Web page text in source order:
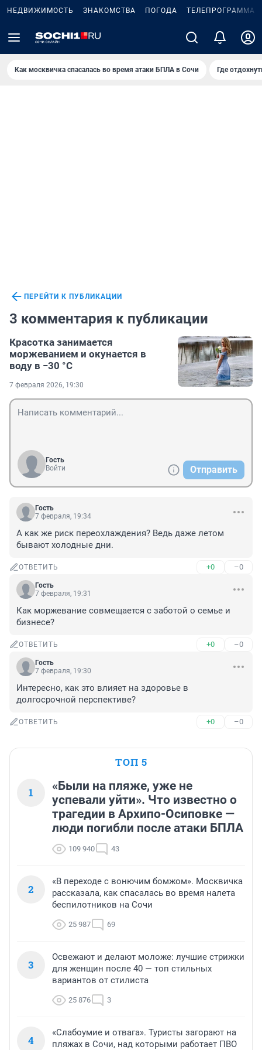
НЕДВИЖИМОСТЬ ЗНАКОМСТВА ПОГОДА ТЕЛЕПРОГРАММА
Как москвичка спасалась во время атаки БПЛА в Сочи Где
ПЕРЕЙТИ К ПУБЛИКАЦИИ
3 комментария к публикации
Красотка занимается
моржеванием и окунается в
воду в −30 °С
7 февраля 2026, 19:30
Гость
Войти
Отправить
Гость
7 февраля, 19:34
А как же риск переохлаждения? Ведь даже летом
бывают холодные дни.
ОТВЕТИТЬ +0 –0
Гость
7 февраля, 19:31
Как моржевание совмещается с заботой о семье и
бизнесе?
ОТВЕТИТЬ +0 –0
Гость
7 февраля, 19:30
Интересно, как это влияет на здоровье в
долгосрочной перспективе?
ОТВЕТИТЬ +0 –0
ТОП 5
1
«Были на пляже, уже не
успевали уйти». Что известно о
трагедии в Архипо-Осиповке —
люди погибли после атаки БПЛА
109 940 43
2
«В переходе с вонючим бомжом». Москвичка
рассказала, как спасалась во время налета
беспилотников на Сочи
25 987 69
3
Освежают и делают моложе: лучшие стрижки
для женщин после 40 — топ стильных
вариантов от стилиста
25 876 3
4
«Слабоумие и отвага». Туристы загорают на
пляжах в Сочи, над которыми работает ПВО